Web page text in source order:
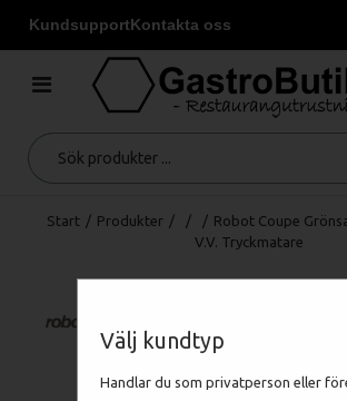
KundsupportKontakta oss
Välj kundtyp
Handlar du som privatperson eller
Start / Produkter / / / Robot Coupe
V.V. Tryckmatare